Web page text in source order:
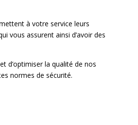
à votre service leurs
vous assurent ainsi d’avoir des
d’optimiser la qualité de nos
normes de sécurité.